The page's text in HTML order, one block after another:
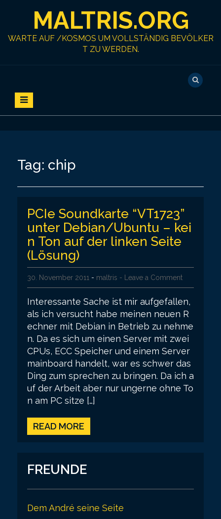
MALTRIS.ORG
WARTE AUF /KOSMOS UM VOLLSTÄNDIG BEVÖLKER
T ZU WERDEN.
Tag: chip
PCIe Soundkarte “VT1723”
unter Debian/Ubuntu – kei
n Ton auf der linken Seite
(Lösung)
30. November 2011 - maltris - Leave a Comment
Interessante Sache ist mir aufgefallen,
als ich versucht habe meinen neuen R
echner mit Debian in Betrieb zu nehme
n. Da es sich um einen Server mit zwei
CPUs, ECC Speicher und einem Server
mainboard handelt, war es schwer das
Ding zum sprechen zu bringen. Da ich a
uf der Arbeit aber nur ungerne ohne To
n am PC sitze […]
READ MORE
FREUNDE
Dem André seine Seite